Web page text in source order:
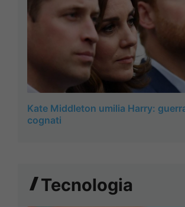
Kate Middleton umilia Harry:
cognati
Tecnologia